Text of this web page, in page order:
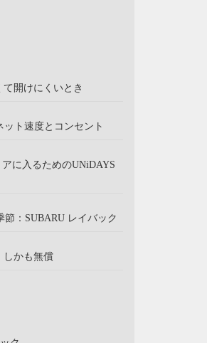
開けにくいとき
ット速度とコンセント
に入るためのUNiDAYS
：SUBARU レイバック
しかも無償